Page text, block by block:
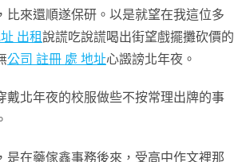
比來還順遂保研。以是就望在我這位多
出租說謊吃說謊喝出街望戲擺攤砍價的
公司 註冊 處 地址心譭謗北年夜。
北年夜的校服做些不按常理出牌的事
在藥傢鑫事務後來，受高中作文裡那